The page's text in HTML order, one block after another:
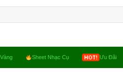
Sheet Nhạc Cụ Ưu Đãi